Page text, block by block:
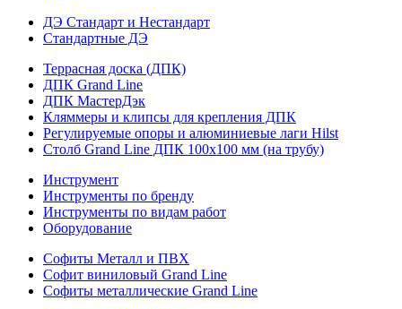
ДЭ Стандарт и Нестандарт
Стандартные ДЭ
Террасная доска (ДПК)
ДПК Grand Line
ДПК МастерДэк
Кляммеры и клипсы для крепления ДПК
Регулируемые опоры и алюминиевые лаги Hilst
Столб Grand Line ДПК 100х100 мм (на трубу)
Инструмент
Инструменты по бренду
Инструменты по видам работ
Оборудование
Софиты Металл и ПВХ
Софит виниловый Grand Line
Софиты металлические Grand Line